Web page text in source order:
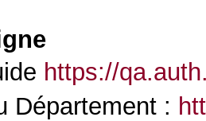
https://
Département :